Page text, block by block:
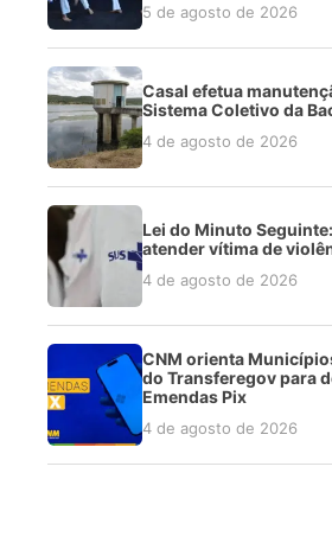
5 de agosto de 2026
Casal efetua
Sistema Coletivo da
4 de agosto de 2026
Lei do Minuto
atender vítima de
4 de agosto de 2026
CNM orienta
do Transferegov para
Emendas Pix
4 de agosto de 2026